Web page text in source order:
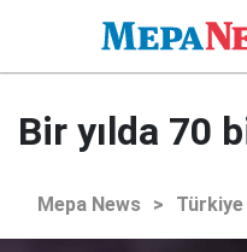
Bir yılda 70
Mepa News > Türkiye